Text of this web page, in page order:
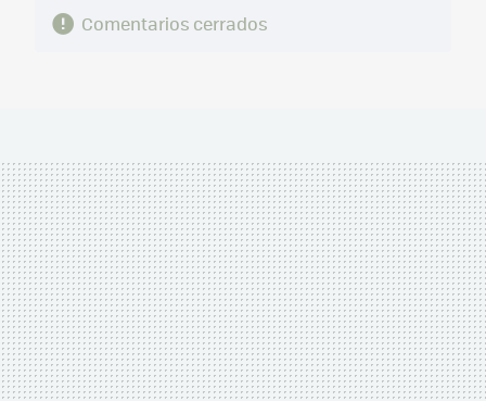
Comentarios cerrados